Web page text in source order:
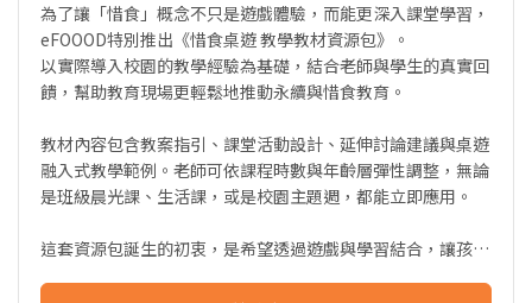
為了讓「惜食」概念不只是遊戲體驗，而能更深入課堂學習，
eFOOOD特別推出《惜食桌遊 教學教材資源包》。
以實際導入校園的教學經驗為基礎，結合老師與學生的真實回
饋，幫助教育現場更輕鬆地推動永續與惜食教育。
教材內容包含教案指引、課堂活動設計、延伸討論建議與桌遊
融入式教學範例。老師可依課程時數與年齡層彈性調整，無論
是班級晨光課、生活課，或是校園主題週，都能立即應用。
這套資源包誕生的初衷，是希望透過遊戲與學習結合，讓孩子